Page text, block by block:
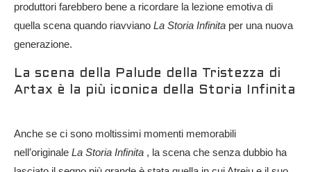
produttori farebbero bene a ricordare la lezione emotiva di
quella scena quando riavviano La Storia Infinita per una nuova
generazione.
La scena della Palude della Tristezza di
Artax è la più iconica della Storia Infinita
Anche se ci sono moltissimi momenti memorabili
nell’originale La Storia Infinita , la scena che senza dubbio ha